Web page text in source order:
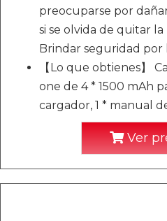
preocuparse por
si se olvida de quitar
Brindar seguridad por
【Lo que obtienes】
one de 4 * 1500 mAh
cargador, 1 * manual
Ver